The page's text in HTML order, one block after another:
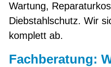
Wartung,
Diebstahlschutz. Wir
komplett ab.
Fachberatung: